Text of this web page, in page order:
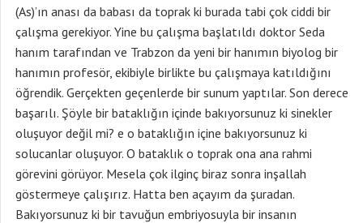
(As)’ın anası da babası da toprak ki burada tabi çok ciddi bir
çalışma gerekiyor. Yine bu çalışma başlatıldı doktor Seda
hanım tarafından ve Trabzon da yeni bir hanımın biyolog bir
hanımın profesör, ekibiyle birlikte bu çalışmaya katıldığını
öğrendik. Gerçekten geçenlerde bir sunum yaptılar. Son derece
başarılı. Şöyle bir bataklığın içinde bakıyorsunuz ki sinekler
oluşuyor değil mi? e o bataklığın içine bakıyorsunuz ki
solucanlar oluşuyor. O bataklık o toprak ona ana rahmi
görevini görüyor. Mesela çok ilginç biraz sonra inşallah
göstermeye çalışırız. Hatta ben açayım da şuradan.
Bakıyorsunuz ki bir tavuğun embriyosuyla bir insanın